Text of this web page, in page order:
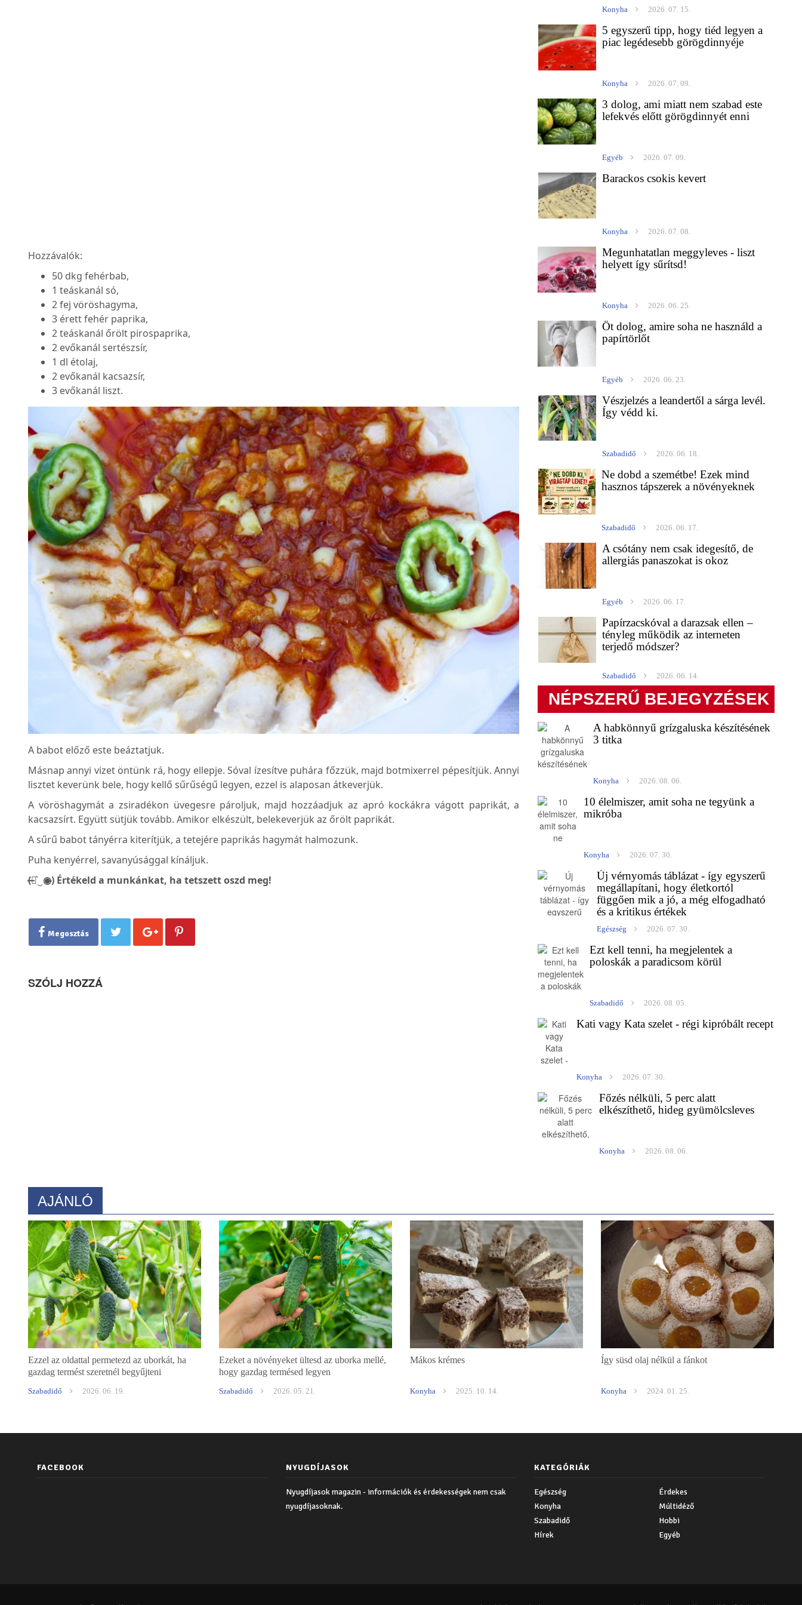
Hozzávalók:
50 dkg fehérbab,
1 teáskanál só,
2 fej vöröshagyma,
3 érett fehér paprika,
2 teáskanál őrölt pirospaprika,
2 evőkanál sertészsír,
1 dl étolaj,
2 evőkanál kacsazsír,
3 evőkanál liszt.
A babot előző este beáztatjuk.
Másnap annyi vizet öntünk rá, hogy ellepje. Sóval ízesítve puhára főzzük, majd botmixerrel pépesítjük. Annyi
lisztet keverünk bele, hogy kellő sűrűségű legyen, ezzel is alaposan átkeverjük.
A vöröshagymát a zsiradékon üvegesre pároljuk, majd hozzáadjuk az apró kockákra vágott paprikát, a
kacsazsírt. Együtt sütjük tovább. Amikor elkészült, belekeverjük az őrölt paprikát.
A sűrű babot tányérra kiterítjük, a tetejére paprikás hagymát halmozunk.
Puha kenyérrel, savanyúsággal kínáljuk.
(̶◉͛‿◉̶) Értékeld a munkánkat, ha tetszett oszd meg!
Megosztás
SZÓLJ HOZZÁ
Konyha 2026. 07. 15.
5 egyszerű tipp, hogy tiéd legyen a
piac legédesebb görögdinnyéje
Konyha 2026. 07. 09.
3 dolog, ami miatt nem szabad este
lefekvés előtt görögdinnyét enni
Egyéb 2026. 07. 09.
Barackos csokis kevert
Konyha 2026. 07. 08.
Megunhatatlan meggyleves - liszt
helyett így sűrítsd!
Konyha 2026. 06. 25.
Öt dolog, amire soha ne használd a
papírtörlőt
Egyéb 2026. 06. 23.
Vészjelzés a leandertől a sárga levél.
Így védd ki.
Szabadidő 2026. 06. 18.
Ne dobd a szemétbe! Ezek mind
hasznos tápszerek a növényeknek
Szabadidő 2026. 06. 17.
A csótány nem csak idegesítő, de
allergiás panaszokat is okoz
Egyéb 2026. 06. 17.
Papírzacskóval a darazsak ellen –
tényleg működik az interneten
terjedő módszer?
Szabadidő 2026. 06. 14.
NÉPSZERŰ BEJEGYZÉSEK
A habkönnyű grízgaluska készítésének
3 titka
Konyha 2026. 08. 06.
10 élelmiszer, amit soha ne tegyünk a
mikróba
Konyha 2026. 07. 30.
Új vérnyomás táblázat - így egyszerű
megállapítani, hogy életkortól
függően mik a jó, a még elfogadható
és a kritikus értékek
Egészség 2026. 07. 30.
Ezt kell tenni, ha megjelentek a
poloskák a paradicsom körül
Szabadidő 2026. 08. 05.
Kati vagy Kata szelet - régi kipróbált recept
Konyha 2026. 07. 30.
Főzés nélküli, 5 perc alatt
elkészíthető, hideg gyümölcsleves
Konyha 2026. 08. 06.
AJÁNLÓ
Ezzel az oldattal permetezd az uborkát, ha
gazdag termést szeretnél begyűjteni
Szabadidő 2026. 06. 19.
Ezeket a növényeket ültesd az uborka mellé,
hogy gazdag termésed legyen
Szabadidő 2026. 05. 21.
Mákos krémes
Konyha 2025. 10. 14.
Így süsd olaj nélkül a fánkot
Konyha 2024. 01. 25.
FACEBOOK NYUGDÍJASOK
Nyugdíjasok magazin - információk és érdekességek nem csak
nyugdíjasoknak.
KATEGÓRIÁK
Egészség
Érdekes
Konyha
Múltidéző
Szabadidő
Hobbi
Hírek
Egyéb